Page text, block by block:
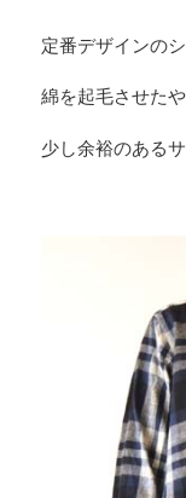
定番デザインの
綿を起毛させた
少し余裕のある